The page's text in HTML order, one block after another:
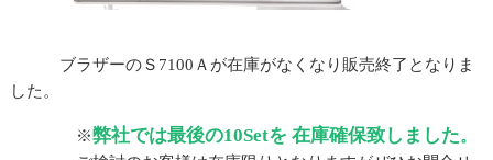
ブラザーのＳ7100Ａが在庫がなくなり販売終了となりま
した。
※弊社では最後の10Setを 在庫確保致しました。